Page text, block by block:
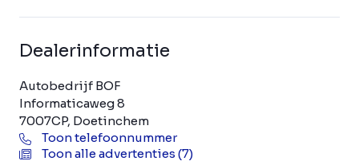
Dealerinformatie
Autobedrijf BOF
Informaticaweg 8
7007CP, Doetinchem
Toon telefoonnummer
Toon alle advertenties (7)